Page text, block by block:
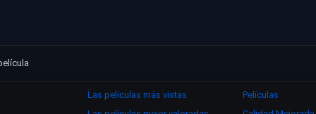
Las películas más vistas
Películas